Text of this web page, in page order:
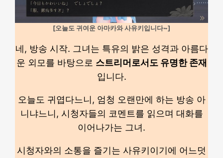
[오늘도 귀여운 아마카와 사유키입니다~]
네, 방송 시작. 그녀는 특유의 밝은 성격과 아름다
운 외모를 바탕으로 스트리머로서도 유명한 존재
입니다.
오늘도 귀엽다느니, 엄청 오랜만에 하는 방송 아
니냐느니, 시청자들의 코멘트를 읽으며 대화를
이어나가는 그녀.
시청자와의 소통을 즐기는 사유키이기에 어느덧